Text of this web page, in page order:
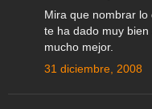
Mira que nombrar
te ha dado muy
mucho mejor.
31 diciembre, 2008